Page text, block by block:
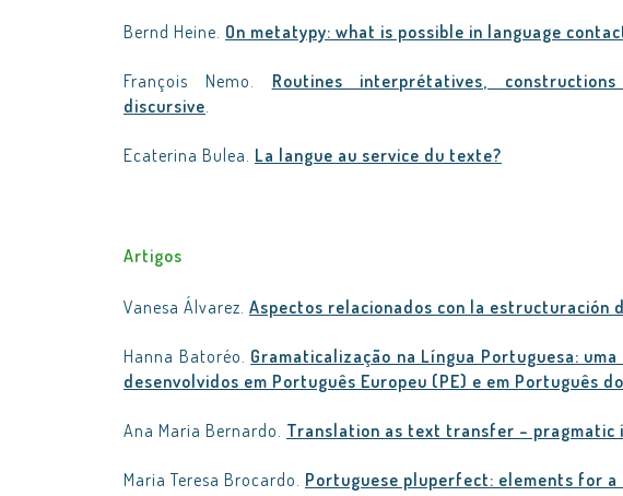
Bernd Heine. On metatypy: what is possible in language
François Nemo. Routines interprétatives,
discursive.
Ecaterina Bulea. La langue au service du texte?
Artigos
Vanesa Álvarez. Aspectos relacionados con la estructuración
Hanna Batoréo. Gramaticalização na Língua Portuguesa:
desenvolvidos em Português Europeu (PE) e em Português
Ana Maria Bernardo. Translation as text transfer – pragmatic
Maria Teresa Brocardo. Portuguese pluperfect: elements for a